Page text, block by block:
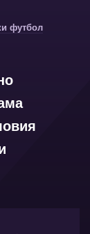
футбол